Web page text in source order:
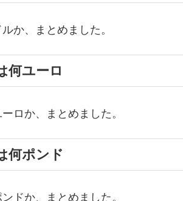
か、まとめました。
何ユーロ
ロか、まとめました。
何ポンド
ドか、まとめました。